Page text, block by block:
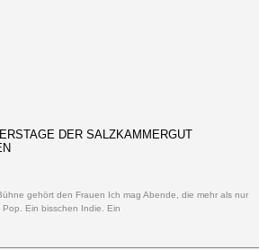
DER SALZKAMMERGUT
gehört den Frauen Ich mag Abende, die mehr als nur
Ein bisschen Indie. Ein